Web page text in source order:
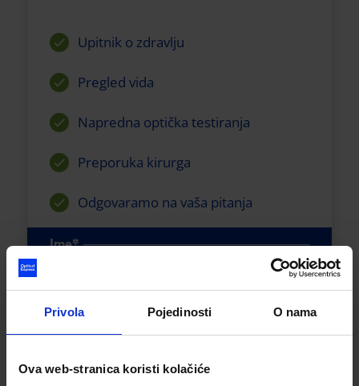
Privola Pojedinosti O nama
Ova web-stranica koristi kolačiće
Upitnik o zdravlju
Pregled vida
Napredna optička testiranja
Preporuka kirurga
Odgovaramo na vaša pitanja
Ime*